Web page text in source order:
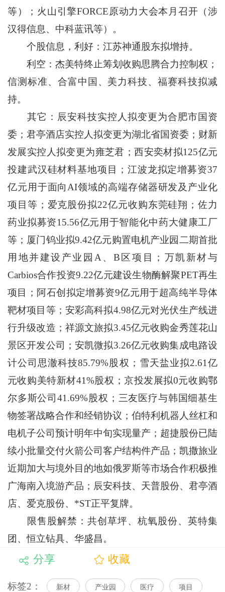
等）；火山引擎FORCE原动力大会本月召开（涉
汉得信息、中科蓝讯等）。
个股信息，利好：江苏神通股东拟增持。
利空：杰美特终止筹划收购思腾合力控制权；
信测标准、合富中国、美力科技、福赛科技拟减
持。
其它：辰安科技实控人拟变更为合肥市国资
委；君亭酒店实控人拟变更为湖北省国资委；财新
发展实控人拟变更为雍芝君；西安奕材拟125亿元
投建武汉硅材料基地项目；江波龙拟定增募资37
亿元用于面向AI领域的高端存储器研发及产业化
项目等；爱克股份拟22亿元收购东莞硅翔；佐力
药业拟募资15.56亿元用于智能化中药大健康工厂
等；厦门钨业拟9.42亿元购置电机产业园二期首批
用地并建设产业园A、B区项目；万凯新材与
Carbios合作投资9.22亿元建设生物酶解聚PET再生
项目；阿石创拟定增募资9亿元用于超高纯半导体
靶材项目等；安彩高科拟4.98亿元对光伏生产线进
行升级改造；祥源文旅拟3.45亿元收购金秀莲花山
景区开发公司；安凯微拟3.26亿元收购集成电路设
计公司思澈科技85.79%股权；雪天盐业拟2.61亿
元收购美特新材41%股权；京投发展拟0元收购鄂
尔多斯公司41.69%股权；三友医疗与韩国细基生
物签署战略合作和经销协议；伯特利机器人丝杠和
电机子公司预计明年中旬实现量产；超捷股份已陆
续小批量交付火箭公司客户结构件产品；凯撒旅业
近期加大与境外目的地如俄罗斯等市场合作积极推
广海南入境游产品；辰安科技、天普股份、君亭酒
店、爱克股份、*ST正平复牌。
限售股解禁：共创草坪、杭氧股份、英特集
团、恒立钻具、华盛昌。
分享 收藏
标签2： 新材 产业园 医疗 项目